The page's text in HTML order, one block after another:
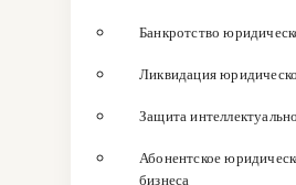
Банкротство
Ликвидация
Защита
Абонентское
бизнеса